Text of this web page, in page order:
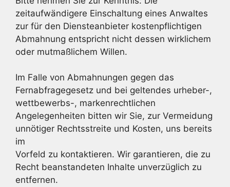
zeitaufwändigere Einschaltung eines Anwaltes
zur für den Diensteanbieter kostenpflichtigen
Abmahnung entspricht nicht dessen wirklichem
oder mutmaßlichem Willen.
Im Falle von Abmahnungen gegen das
Fernabfragegesetz und bei geltendes urheber-,
wettbewerbs-, markenrechtlichen
Angelegenheiten bitten wir Sie, zur Vermeidung
unnötiger Rechtsstreite und Kosten, uns bereits
im
Vorfeld zu kontaktieren. Wir garantieren, die zu
Recht beanstandeten Inhalte unverzüglich zu
entfernen.